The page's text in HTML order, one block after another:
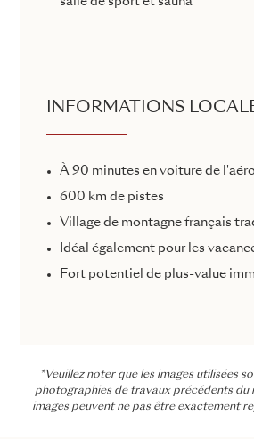
INFORMATIONS
À 90 minutes en voiture de
600 km de pistes
Village de montagne français
Idéal également pour les
Fort potentiel de plus-value
*Veuillez noter que les images utilisées
photographies de travaux précédents du
images peuvent ne pas être exactement